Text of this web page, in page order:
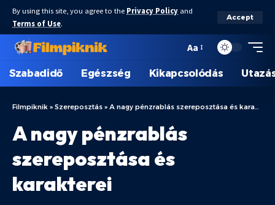
By using this site, you agree to the Privacy Policy and
Terms of Use.
Accept
Aa
Szabadidő Egészség Kikapcsolódás
Filmpiknik » Szereposztás » A nagy pénzrablás szereposztása és karakterei
A nagy pénzrablás
szereposztása és
karakterei